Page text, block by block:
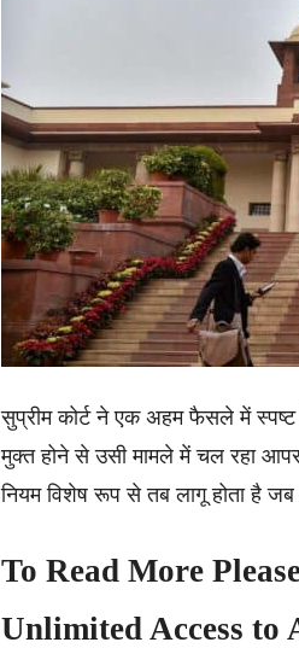
सुप्रीम कोर्ट ने एक अहम फैसले में
मुक्त होने से उसी मामले में चल रहा
नियम विशेष रूप से तब लागू होता है जब
To Read More
Unlimited Access